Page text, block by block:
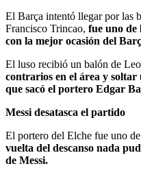
El Barça intentó llegar por las
Francisco Trincao, fue uno de
con la mejor ocasión del
El luso recibió un balón de
contrarios en el área y
que sacó el portero Edgar
Messi desatasca el partido
El portero del Elche fue uno
vuelta del descanso nada
de Messi.